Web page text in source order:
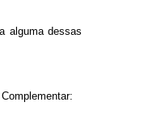
al guma dessas
Comp lementar: